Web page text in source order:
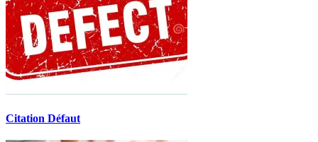
Citation Défaut